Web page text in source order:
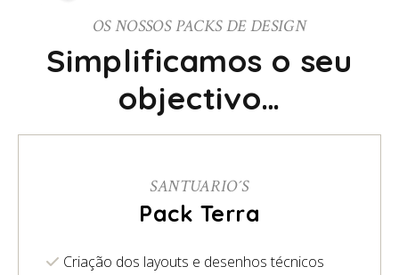
OS NOSSOS PACKS DE DESIGN
Simplificamos o seu
objectivo…
SANTUARIO´S
Pack Terra
Criação dos layouts e desenhos técnicos